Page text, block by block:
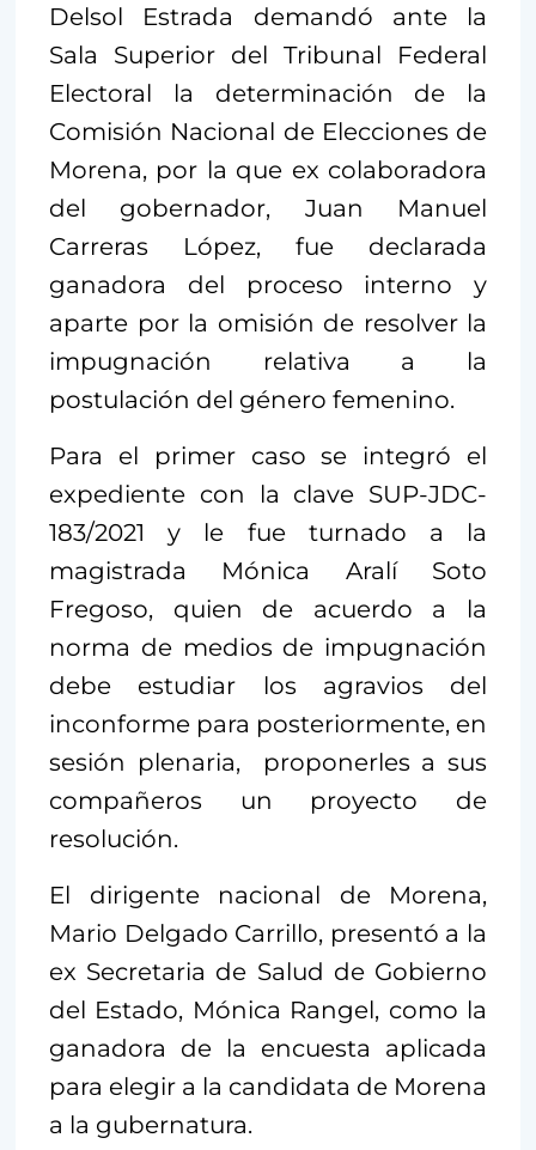
Delsol Estrada demandó ante la
Sala Superior del Tribunal Federal
Electoral la determinación de la
Comisión Nacional de Elecciones de
Morena, por la que ex colaboradora
del gobernador, Juan Manuel
Carreras López, fue declarada
ganadora del proceso interno y
aparte por la omisión de resolver la
impugnación relativa a la
postulación del género femenino.
Para el primer caso se integró el
expediente con la clave SUP-JDC-
183/2021 y le fue turnado a la
magistrada Mónica Aralí Soto
Fregoso, quien de acuerdo a la
norma de medios de impugnación
debe estudiar los agravios del
inconforme para posteriormente, en
sesión plenaria, proponerles a sus
compañeros un proyecto de
resolución.
El dirigente nacional de Morena,
Mario Delgado Carrillo, presentó a la
ex Secretaria de Salud de Gobierno
del Estado, Mónica Rangel, como la
ganadora de la encuesta aplicada
para elegir a la candidata de Morena
a la gubernatura.